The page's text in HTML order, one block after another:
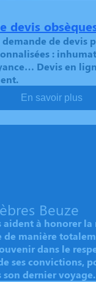
devis
demande de devis
:
Devis en
En savoir plus
Beuze
aident à honorer
de manière
dans le
ses convictions,
dernier voyage.